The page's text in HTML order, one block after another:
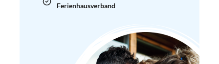
Ferienhausverband